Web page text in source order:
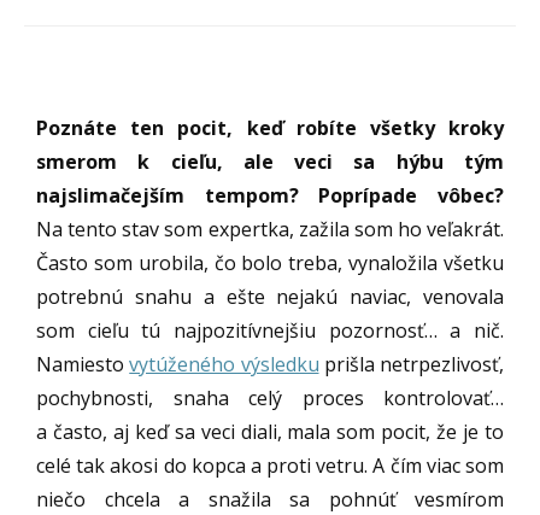
Poznáte ten pocit, keď robíte všetky kroky
smerom k cieľu, ale veci sa hýbu tým
najslimačejším tempom? Poprípade vôbec?
Na tento stav som expertka, zažila som ho veľakrát.
Často som urobila, čo bolo treba, vynaložila všetku
potrebnú snahu a ešte nejakú naviac, venovala
som cieľu tú najpozitívnejšiu pozornosť… a nič.
Namiestovytúženého výsledku prišla netrpezlivosť,
pochybnosti, snaha celý proces kontrolovať…
a často, aj keď sa veci diali, mala som pocit, že je to
celé tak akosi do kopca a proti vetru. A čím viac som
niečo chcela a snažila sa pohnúť vesmírom